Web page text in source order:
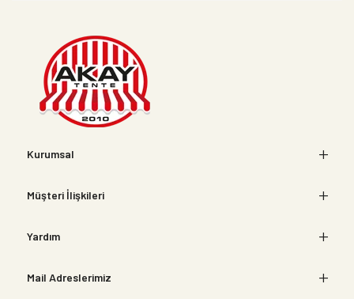
Kurumsal
Müşteri İlişkileri
Yardım
Mail Adreslerimiz